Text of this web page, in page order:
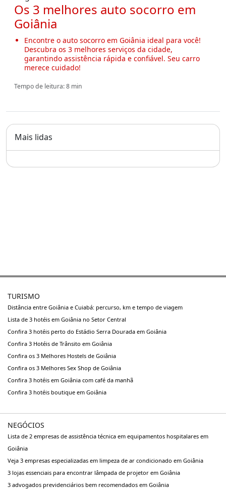
Os 3 melhores auto socorro em
Goiânia
Encontre o auto socorro em Goiânia ideal para você!
Descubra os 3 melhores serviços da cidade,
garantindo assistência rápida e confiável. Seu carro
merece cuidado!
Tempo de leitura: 8 min
Mais lidas
TURISMO
Distância entre Goiânia e Cuiabá: percurso, km e tempo de viagem
Lista de 3 hotéis em Goiânia no Setor Central
Confira 3 hotéis perto do Estádio Serra Dourada em Goiânia
Confira 3 Hotéis de Trânsito em Goiânia
Confira os 3 Melhores Hostels de Goiânia
Confira os 3 Melhores Sex Shop de Goiânia
Confira 3 hotéis em Goiânia com café da manhã
Confira 3 hotéis boutique em Goiânia
NEGÓCIOS
Lista de 2 empresas de assistência técnica em equipamentos hospitalares em
Goiânia
Veja 3 empresas especializadas em limpeza de ar condicionado em Goiânia
3 lojas essenciais para encontrar lâmpada de projetor em Goiânia
3 advogados previdenciários bem recomendados em Goiânia